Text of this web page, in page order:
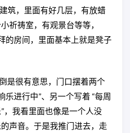
筑，里面有好几层，有放蜡
祈祷室，有观景台等等，
的房间，里面基本上就是凳子
是很有意思，门口摆着两个
乐进行中”、另一个写着 “每周
，我看里面也像是一个人没
声音。于是我推门进去，走